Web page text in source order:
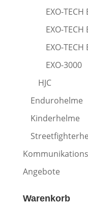
EXO-
EXO-TECH
EXO-TECH
EXO-3000
HJC
Endurohelme
Kinderhelme
Angebote
Warenkorb